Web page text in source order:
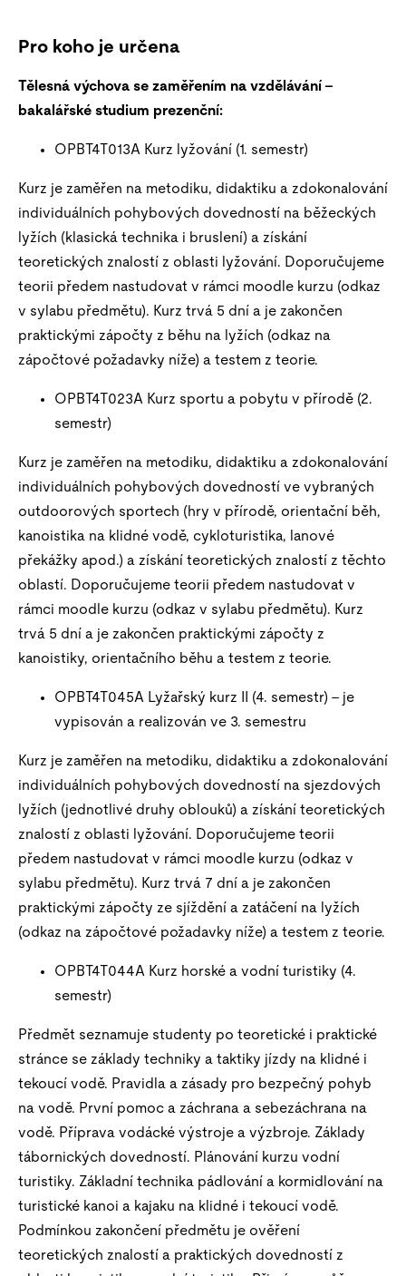
Pro koho je určena
Tělesná výchova se zaměřením na vzdělávání –
bakalářské studium prezenční:
OPBT4T013A Kurz lyžování (1. semestr)
Kurz je zaměřen na metodiku, didaktiku a zdokonalování
individuálních pohybových dovedností na běžeckých
lyžích (klasická technika i bruslení) a získání
teoretických znalostí z oblasti lyžování. Doporučujeme
teorii předem nastudovat v rámci moodle kurzu (odkaz
v sylabu předmětu). Kurz trvá 5 dní a je zakončen
praktickými zápočty z běhu na lyžích (odkaz na
zápočtové požadavky níže) a testem z teorie.
OPBT4T023A Kurz sportu a pobytu v přírodě (2.
semestr)
Kurz je zaměřen na metodiku, didaktiku a zdokonalování
individuálních pohybových dovedností ve vybraných
outdoorových sportech (hry v přírodě, orientační běh,
kanoistika na klidné vodě, cykloturistika, lanové
překážky apod.) a získání teoretických znalostí z těchto
oblastí. Doporučujeme teorii předem nastudovat v
rámci moodle kurzu (odkaz v sylabu předmětu). Kurz
trvá 5 dní a je zakončen praktickými zápočty z
kanoistiky, orientačního běhu a testem z teorie.
OPBT4T045A Lyžařský kurz II (4. semestr) – je
vypisován a realizován ve 3. semestru
Kurz je zaměřen na metodiku, didaktiku a zdokonalování
individuálních pohybových dovedností na sjezdových
lyžích (jednotlivé druhy oblouků) a získání teoretických
znalostí z oblasti lyžování. Doporučujeme teorii
předem nastudovat v rámci moodle kurzu (odkaz v
sylabu předmětu). Kurz trvá 7 dní a je zakončen
praktickými zápočty ze sjíždění a zatáčení na lyžích
(odkaz na zápočtové požadavky níže) a testem z teorie.
OPBT4T044A Kurz horské a vodní turistiky (4.
semestr)
Předmět seznamuje studenty po teoretické i praktické
stránce se základy techniky a taktiky jízdy na klidné i
tekoucí vodě. Pravidla a zásady pro bezpečný pohyb
na vodě. První pomoc a záchrana a sebezáchrana na
vodě. Příprava vodácké výstroje a výzbroje. Základy
tábornických dovedností. Plánování kurzu vodní
turistiky. Základní technika pádlování a kormidlování na
turistické kanoi a kajaku na klidné i tekoucí vodě.
Podmínkou zakončení předmětu je ověření
teoretických znalostí a praktických dovedností z